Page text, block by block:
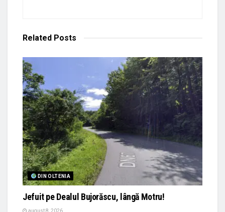
Related Posts
DIN OLTENIA
Jefuit pe Dealul Bujorăscu, lângă Motru!
august 8, 2026